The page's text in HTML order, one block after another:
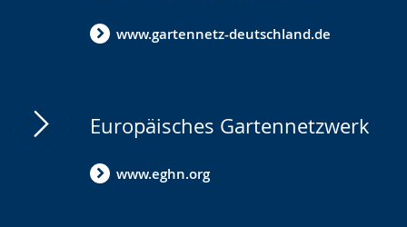
www.gartennetz-deutschland.de
Europäisches Gartennetzwerk
www.eghn.org